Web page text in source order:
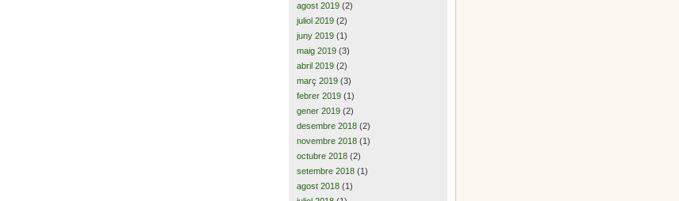
agost 2019 (2)
juliol 2019 (2)
juny 2019 (1)
maig 2019 (3)
abril 2019 (2)
març 2019 (3)
febrer 2019 (1)
gener 2019 (2)
desembre 2018 (2)
novembre 2018 (1)
octubre 2018 (2)
setembre 2018 (1)
agost 2018 (1)